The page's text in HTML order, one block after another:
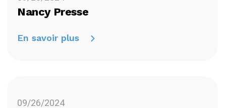
Nancy Presse
En savoir plus
09/26/2024